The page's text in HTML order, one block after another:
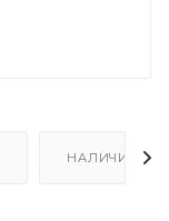
НАЛИЧИЕ